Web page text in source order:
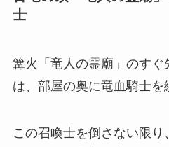
士
篝火「竜人の霊廟」のす
は、部屋の奥に竜血騎士を
この召喚士を倒さない限